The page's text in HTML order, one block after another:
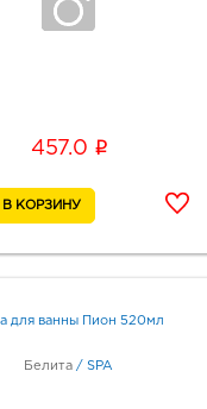
457.0 i
для ванны Пион 520мл
Белита / SPA